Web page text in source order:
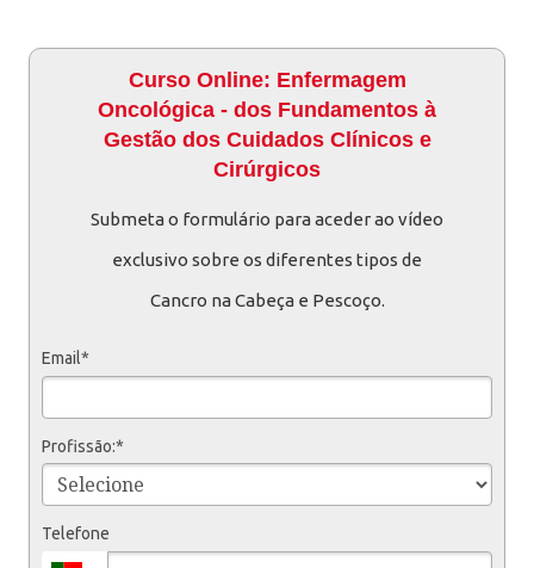
Curso Online: Enfermagem
Oncológica - dos Fundamentos à
Gestão dos Cuidados Clínicos e
Cirúrgicos
Submeta o formulário para aceder ao vídeo
exclusivo sobre os diferentes tipos de
Cancro na Cabeça e Pescoço.
Email*
Profissão:*
Telefone